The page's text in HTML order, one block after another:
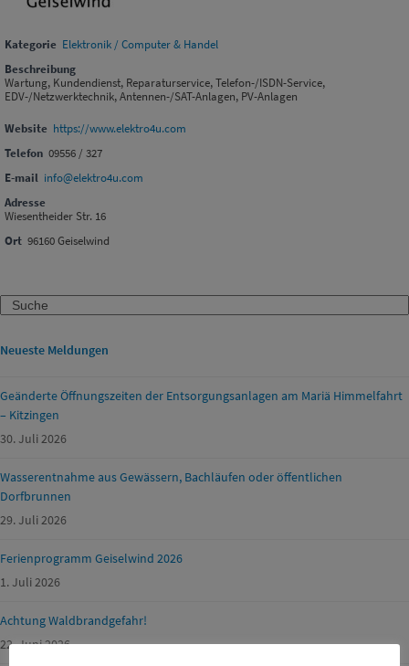
Kategorie Elektronik / Computer & Handel
Beschreibung
Wartung, Kundendienst, Reparaturservice, Telefon-/ISDN-Service,
EDV-/Netzwerktechnik, Antennen-/SAT-Anlagen, PV-Anlagen
Website https://www.elektro4u.com
Telefon 09556 / 327
E-mail info@elektro4u.com
Adresse
Wiesentheider Str. 16
Ort 96160 Geiselwind
Search
Neueste Meldungen
Geänderte Öffnungszeiten der Entsorgungsanlagen am Mariä Himmelfahrt
– Kitzingen
30. Juli 2026
Wasserentnahme aus Gewässern, Bachläufen oder öffentlichen
Dorfbrunnen
29. Juli 2026
Ferienprogramm Geiselwind 2026
1. Juli 2026
Achtung Waldbrandgefahr!
22. Juni 2026